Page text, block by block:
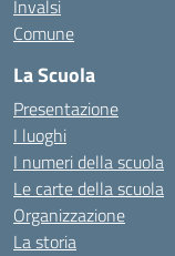
Invalsi
Comune
La Scuola
Presentazione
I luoghi
I numeri della scuola
Le carte della scuola
Organizzazione
La storia